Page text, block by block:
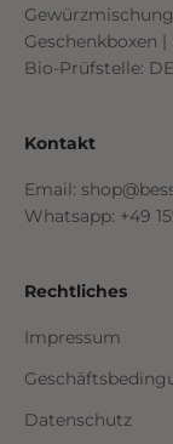
Geschenkboxen
Bio-Prüfstelle:
Kontakt
Email:
Whatsapp: +49
Rechtliches
Impressum
Datenschutz